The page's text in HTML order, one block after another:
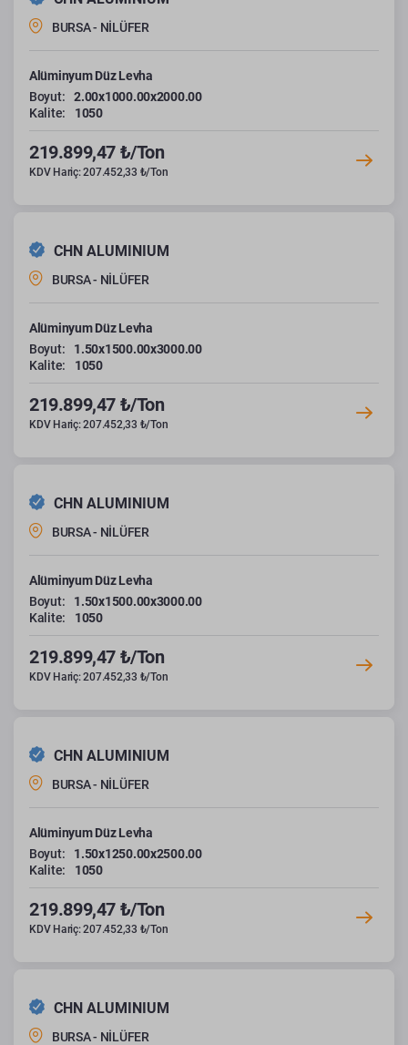
BURSA - NİLÜFER
Alüminyum Düz Levha
Boyut:
2.00x1000.00x2000.00
Kalite:
1050
219.899,47 ₺/Ton
KDV Hariç: 207.452,33 ₺/Ton
CHN ALUMINIUM
BURSA - NİLÜFER
Alüminyum Düz Levha
Boyut:
1.50x1500.00x3000.00
Kalite:
1050
219.899,47 ₺/Ton
KDV Hariç: 207.452,33 ₺/Ton
CHN ALUMINIUM
BURSA - NİLÜFER
Alüminyum Düz Levha
Boyut:
1.50x1500.00x3000.00
Kalite:
1050
219.899,47 ₺/Ton
KDV Hariç: 207.452,33 ₺/Ton
CHN ALUMINIUM
BURSA - NİLÜFER
Alüminyum Düz Levha
Boyut:
1.50x1250.00x2500.00
Kalite:
1050
219.899,47 ₺/Ton
KDV Hariç: 207.452,33 ₺/Ton
CHN ALUMINIUM
BURSA - NİLÜFER